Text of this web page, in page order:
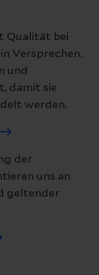
Qualität bei
Versprechen.
und
damit sie
werden.
der
uns an
geltender